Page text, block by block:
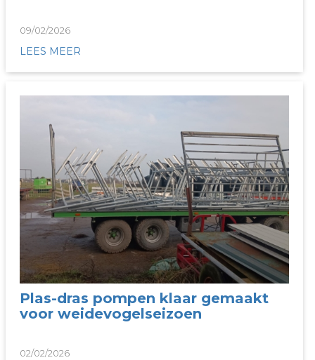
09/02/2026
LEES MEER
Plas-dras pompen klaar gemaakt
voor weidevogelseizoen
02/02/2026